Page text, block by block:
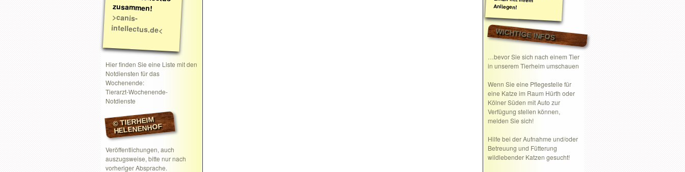
zusammen!
>canis-
intellectus.de<
Hier finden Sie eine Liste mit den
Notdiensten für das
Wochenende:
Tierarzt-Wochenende-
Notdienste
© TIERHEIM
HELENENHOF
Veröffentlichungen, auch
auszugsweise, bitte nur nach
vorheriger Absprache.
Anliegen!
WICHTIGE INFOS
…bevor Sie sich nach einem Tier
in unserem Tierheim umschauen
Wenn Sie eine Pflegestelle für
eine Katze im Raum Hürth oder
Kölner Süden mit Auto zur
Verfügung stellen können,
melden Sie sich!
Hilfe bei der Aufnahme und/oder
Betreuung und Fütterung
wildlebender Katzen gesucht!